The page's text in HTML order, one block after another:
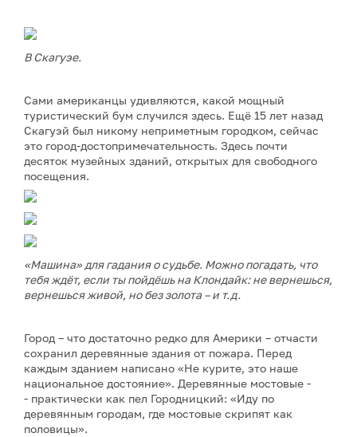
В Скагуэе.
Сами американцы удивляются, какой мощный
туристический бум случился здесь. Ещё 15 лет назад
Скагуэй был никому неприметным городком, сейчас
это город-достопримечательность. Здесь почти
десяток музейных зданий, открытых для свободного
посещения.
«Машина» для гадания о судьбе. Можно погадать, что
тебя ждёт, если ты пойдёшь на Клондайк: не вернешься,
вернешься живой, но без золота – и т.д.
Город – что достаточно редко для Америки – отчасти
сохранил деревянные здания от пожара. Перед
каждым зданием написано «Не курите, это наше
национальное достояние». Деревянные мостовые -
- практически как пел Городницкий: «Иду по
деревянным городам, где мостовые скрипят как
половицы».